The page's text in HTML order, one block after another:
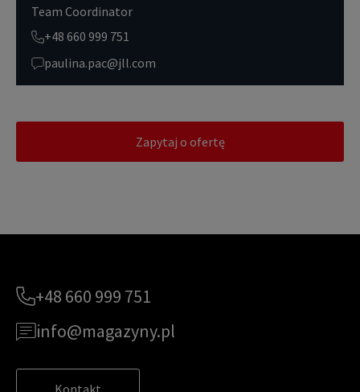
Team Coordinator
+48 660 999 751
paulina.pac@jll.com
Zapytaj o ofertę
+48 660 999 751
info@magazyny.pl
Kontakt